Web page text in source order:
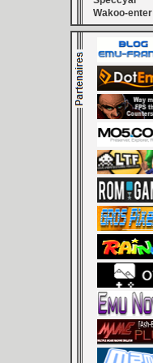
Wakoo-enter